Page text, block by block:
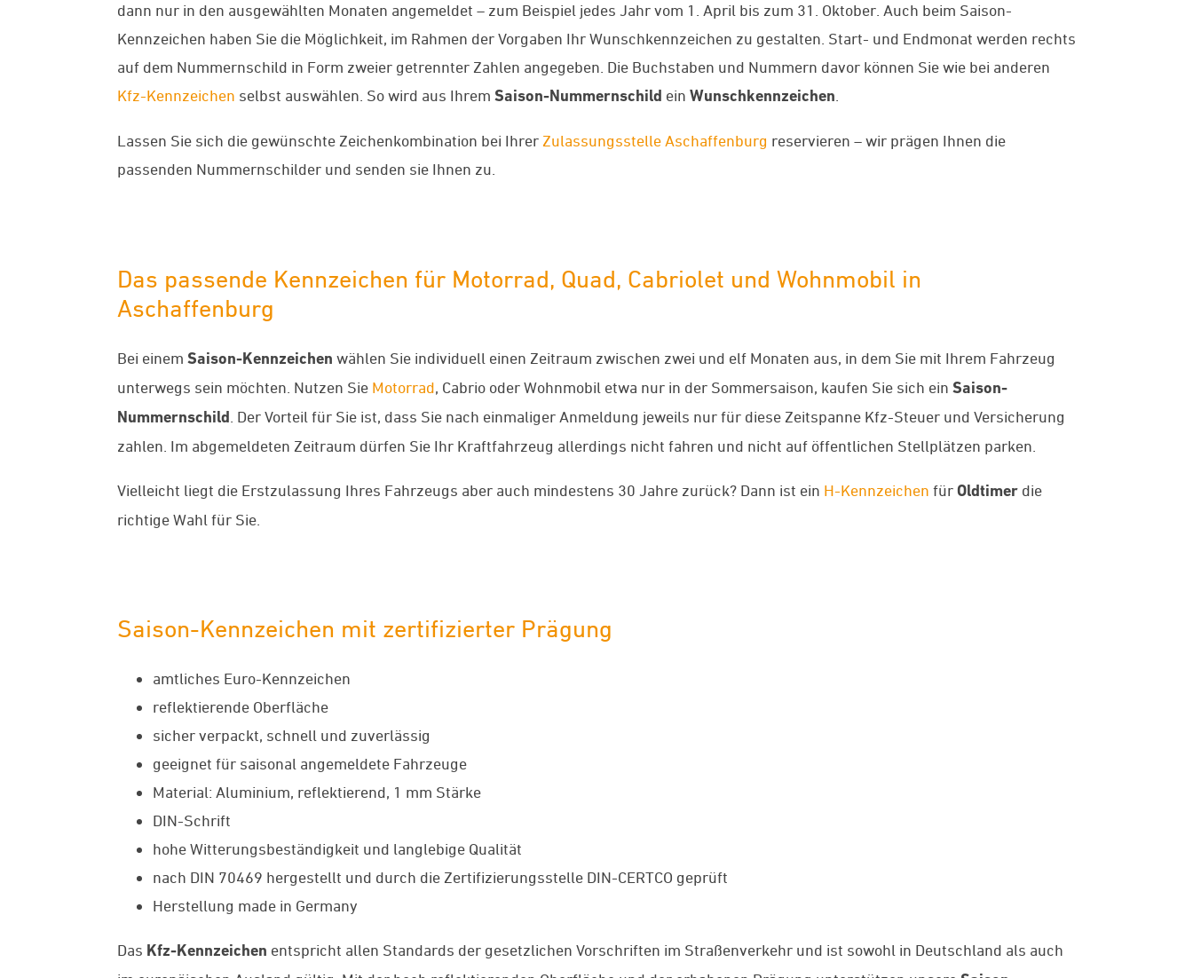
dann nur in den ausgewählten Monaten angemeldet – zum Beispiel jedes Jahr vom 1. April bis zum 31. Oktober. Auch beim Saison-
Kennzeichen haben Sie die Möglichkeit, im Rahmen der Vorgaben Ihr Wunschkennzeichen zu gestalten. Start- und Endmonat werden rechts
auf dem Nummernschild in Form zweier getrennter Zahlen angegeben. Die Buchstaben und Nummern davor können Sie wie bei anderen
Kfz-Kennzeichen selbst auswählen. So wird aus Ihrem Saison-Nummernschild ein Wunschkennzeichen
Lassen Sie sich die gewünschte Zeichenkombination bei Ihrer Zulassungsstelle Aschaffenburg reservieren – wir prägen Ihnen die
passenden Nummernschilder und senden sie Ihnen zu.
Das passende Kennzeichen für Motorrad, Quad, Cabriolet und Wohnmobil in
Aschaffenburg
Bei einem Saison-Kennzeichen wählen Sie individuell einen Zeitraum zwischen zwei und elf Monaten aus, in dem Sie mit Ihrem Fahrzeug
unterwegs sein möchten. Nutzen Sie Motorrad , Cabrio oder Wohnmobil etwa nur in der Sommersaison, kaufen Sie sich ein Saison-
Nummernschild . Der Vorteil für Sie ist, dass Sie nach einmaliger Anmeldung jeweils nur für diese Zeitspanne Kfz-Steuer und Versicherung
zahlen. Im abgemeldeten Zeitraum dürfen Sie Ihr Kraftfahrzeug allerdings nicht fahren und nicht auf öffentlichen Stellplätzen parken.
Vielleicht liegt die Erstzulassung Ihres Fahrzeugs aber auch mindestens 30 Jahre zurück? Dann ist ein H-Kennzeichen für Oldtimer die
richtige Wahl für Sie.
Saison-Kennzeichen mit zertifizierter Prägung
amtliches Euro-Kennzeichen
reflektierende Oberfläche
sicher verpackt, schnell und zuverlässig
geeignet für saisonal angemeldete Fahrzeuge
Material: Aluminium, reflektierend, 1 mm Stärke
DIN-Schrift
hohe Witterungsbeständigkeit und langlebige Qualität
nach DIN 70469 hergestellt und durch die Zertifizierungsstelle DIN-CERTCO geprüft
Herstellung made in Germany
Das Kfz-Kennzeichen entspricht allen Standards der gesetzlichen Vorschriften im Straßenverkehr und ist sowohl in Deutschland als auch